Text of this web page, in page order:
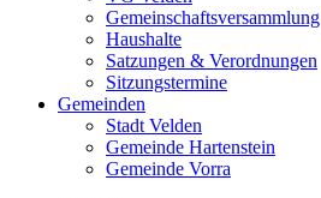
Gemeinschaftsversammlung
Haushalte
Satzungen & Verordnungen
Sitzungstermine
Gemeinden
Stadt Velden
Gemeinde Hartenstein
Gemeinde Vorra